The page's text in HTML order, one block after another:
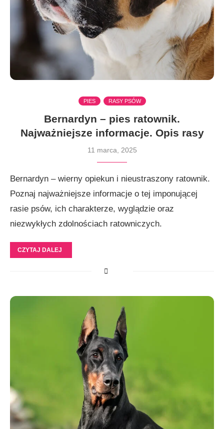
PIES RASY PSÓW
Bernardyn – pies ratownik.
Najważniejsze informacje. Opis rasy
11 marca, 2025
Bernardyn – wierny opiekun i nieustraszony ratownik.
Poznaj najważniejsze informacje o tej imponującej
rasie psów, ich charakterze, wyglądzie oraz
niezwykłych zdolnościach ratowniczych.
CZYTAJ DALEJ